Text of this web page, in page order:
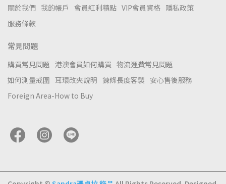
關於我們 我的帳戶 會員紅利積點 VIP會員資格 隱私政策
服務條款
常見問題
購買常見問題 港澳會員如何購買 物流運費常見問題
如何測量戒圍 耳環改夾說明 鍊條長度客製 安心售後服務
Foreign Area-How to Buy